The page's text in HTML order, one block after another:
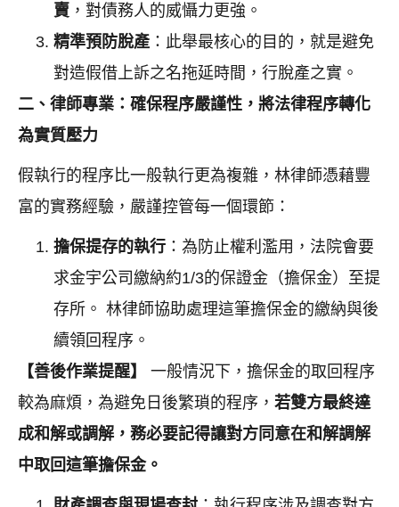
賣 ，對債務人的威懾力更強。
精準預防脫產 ：此舉最核心的目的，就是避免
對造假借上訴之名拖延時間，行脫產之實。
二、律師專業：確保程序嚴謹性，將法律程序轉化
為實質壓力
假執行的程序比一般執行更為複雜，林律師憑藉豐
富的實務經驗，嚴謹控管每一個環節：
擔保提存的執行 ：為防止權利濫用，法院會要
求金宇公司繳納約1/3的保證金（擔保金）至提
存所。 林律師協助處理這筆擔保金的繳納與後
續領回程序。
【善後作業提醒】
一般情況下，擔保金的取回程序
較為麻煩，為避免日後繁瑣的程序， 若雙方最終達
成和解或調解，務必要記得讓對方同意在和解調解
中取回這筆擔保金。